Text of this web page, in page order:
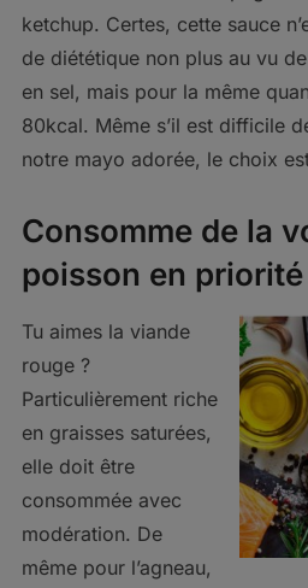
ketchup. Certes, cette sauce
de diététique non plus au vu
en sel, mais pour la même
80kcal. Même s’il est difficile
notre mayo adorée, le choix
Consomme de la
poisson en priorité
Tu aimes la viande
rouge ?
Particulièrement riche
en graisses saturées,
elle doit être
consommée avec
modération. De
même pour l’agneau,